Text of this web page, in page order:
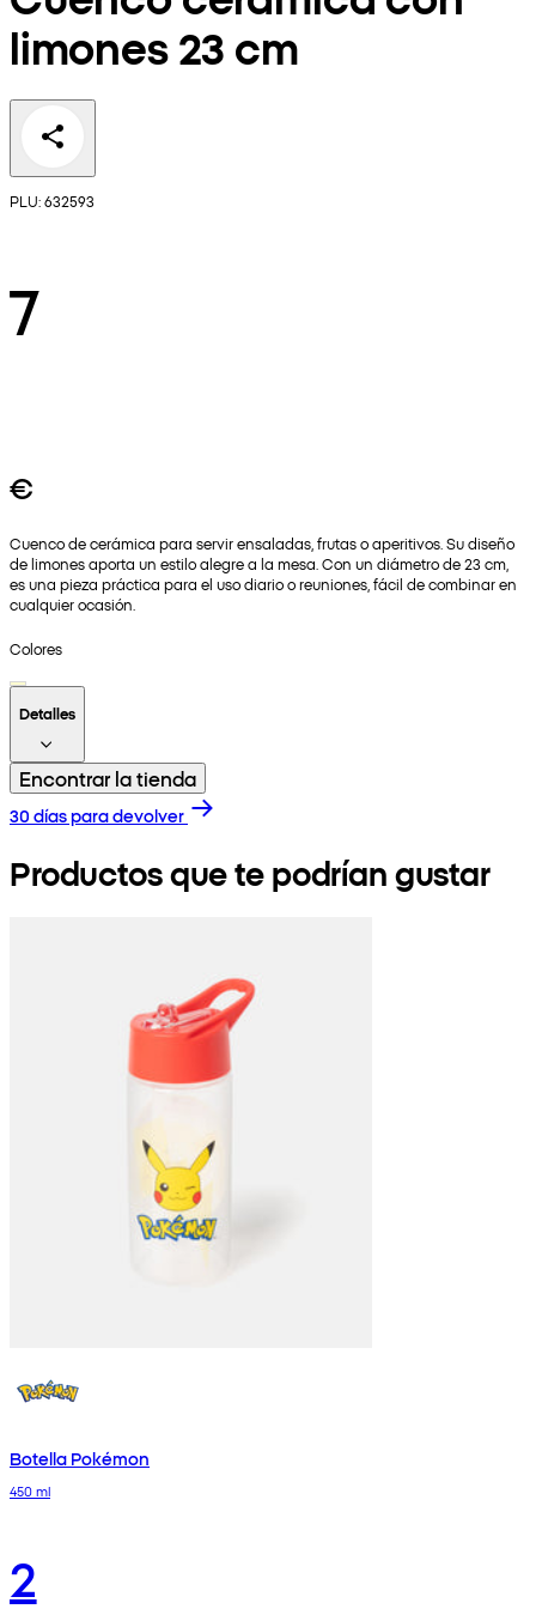
limones 23 cm
PLU: 632593
7
€
Cuenco de cerámica para servir ensaladas, frutas o aperitivos. Su diseño
de limones aporta un estilo alegre a la mesa. Con un diámetro de 23 cm,
es una pieza práctica para el uso diario o reuniones, fácil de combinar en
cualquier ocasión.
Colores
Detalles
Encontrar la tienda
30 días para devolver
Productos que te podrían gustar
Botella Pokémon
450 ml
2